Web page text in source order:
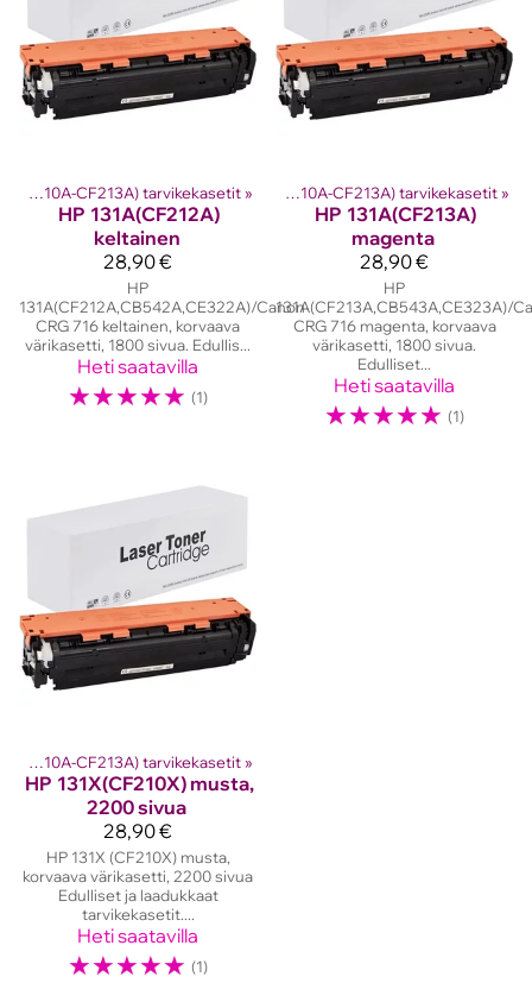
HP 131A (CF210A-CF213A) tarvikekasetit ‪»
HP 131A(CF212A)
keltainen
28,90 €
HP
131A(CF212A,CB542A,CE322A)/Canon
CRG 716 keltainen, korvaava
värikasetti, 1800 sivua. Edullis...
Heti saatavilla
☆☆☆☆☆ (1)
‪»Hp laserkasetit‪» HP 131A (CF210A-CF213A) tarvikekasetit ‪»
HP 131A(CF213A)
magenta
28,90 €
HP
131A(CF213A,CB543A,CE323A)/
CRG 716 magenta, korvaava
värikasetti, 1800 sivua.
Edulliset...
Heti saatavilla
☆☆☆☆☆ (1)
HP 131A (CF210A-CF213A) tarvikekasetit ‪»
HP 131X(CF210X) musta,
2200 sivua
28,90 €
HP 131X (CF210X) musta,
korvaava värikasetti, 2200 sivua
Edulliset ja laadukkaat
tarvikekasetit....
Heti saatavilla
☆☆☆☆☆ (1)